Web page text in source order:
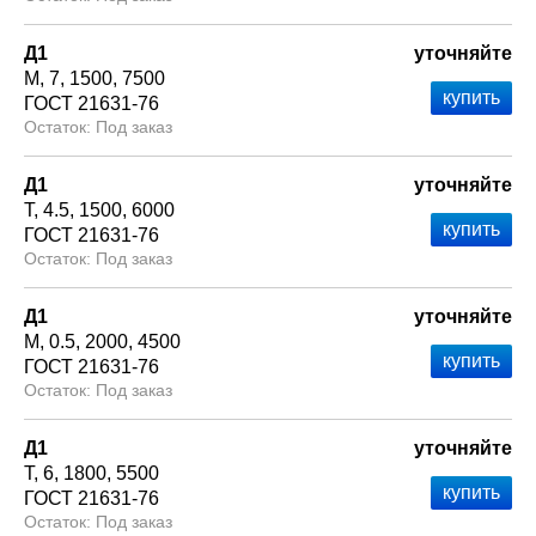
Д1
М 7 1500 7500
ГОСТ 21631-76
Под заказ
уточняйте
Д1
Т 4.5 1500 6000
ГОСТ 21631-76
Под заказ
уточняйте
Д1
М 0.5 2000 4500
ГОСТ 21631-76
Под заказ
уточняйте
Д1
Т 6 1800 5500
ГОСТ 21631-76
Под заказ
уточняйте